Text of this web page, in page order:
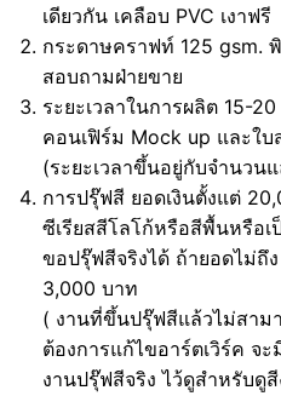
เดียวกัน เคลือบ PVC เงาฟรี
กระดาษคราฟท์ 125 gsm.
สอบถามฝ่ายขาย
ระยะเวลาในการผลิต 15-
คอนเฟิร์ม Mock up และใบ
(ระยะเวลาขึ้นอยู่กับจำนวน
การปรุ๊ฟสี ยอดเงินตั้งแต่
ซีเรียสสีโลโก้หรือสีพื้นหรือ
ขอปรุ๊ฟสีจริงได้ ถ้ายอดไม่ถึ
3,000 บาท
( งานที่ขึ้นปรุ๊ฟสีแล้วไม่สาม
ต้องการแก้ไขอาร์ตเวิร์ค จ
งานปรุ๊ฟสีจริง ไว้ดูสำหรับดู